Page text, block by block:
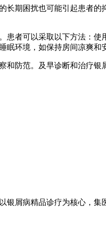
长期困扰也可能引起患者
患者可以采取以下方法：
环境，如保持房间凉爽和
防范。及早诊断和治疗银
银屑病精品诊疗为核心，集